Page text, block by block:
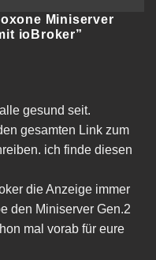
Miniserver
ioBroker”
gesund seit.
gesamten Link zum
ich finde diesen
die Anzeige immer
den Miniserver Gen.2
mal vorab für eure